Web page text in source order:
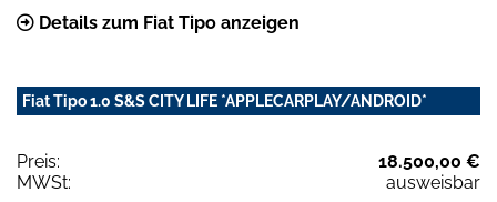
Details zum Fiat Tipo anzeigen
Fiat Tipo 1.0 S&S CITY LIFE *APPLECARPLAY/ANDROID*
Preis:
18.500,00 €
MWSt:
ausweisbar